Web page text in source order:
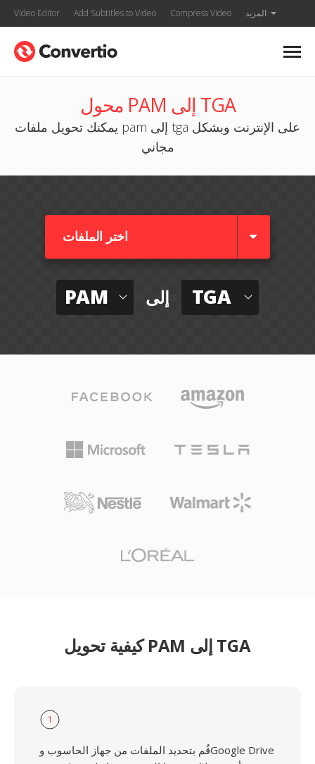
Video Editor Add Subtitles to Video Compress Video المزيد
محول PAM إلى TGA
يمكنك تحويل ملفات pam إلى tga على الإنترنت وبشكل
مجاني
اختر الملفات
PAM إلى TGA
كيفية تحويل PAM إلى TGA
1
قُم بتحديد الملفات من جهاز الحاسوب وGoogle Drive